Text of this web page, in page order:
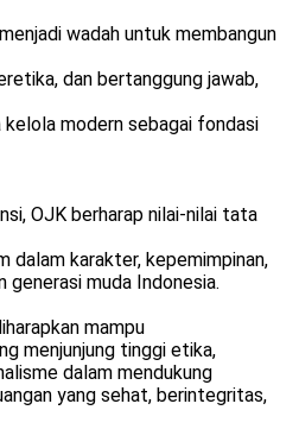
wadah untuk membangun
dan bertanggung jawab,
modern sebagai fondasi
OJK berharap nilai-nilai tata
dalam karakter, kepemimpinan,
generasi muda Indonesia.
mampu
menjunjung tinggi etika,
dalam mendukung
yang sehat, berintegritas,